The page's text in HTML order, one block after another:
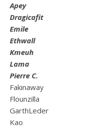
Apey
Dragicafit
Emile
Ethwall
Kmeuh
Lama
Pierre C.
Fakinaway
Flounzilla
GarthLeder
Kao